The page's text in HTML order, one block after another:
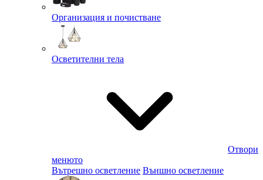
Организация и почистване
Осветителни тела
Отвори
менюто
Вътрешно осветление Външно осветление